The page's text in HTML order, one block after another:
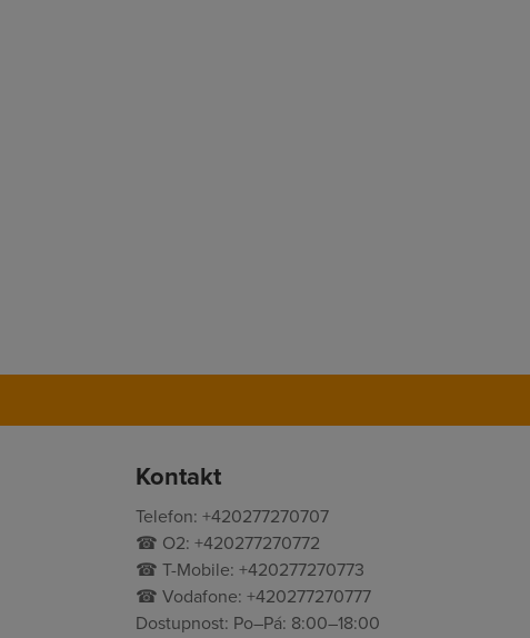
Kontakt
Telefon: +420277270707
☎ O2: +420277270772
☎ T-Mobile: +420277270773
☎ Vodafone: +420277270777
Dostupnost: Po–Pá: 8:00–18:00